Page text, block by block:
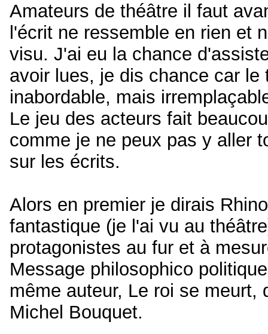
Amateurs de théâtre il faut
l'écrit ne ressemble en rien et
visu. J'ai eu la chance
avoir lues, je dis chance car
inabordable, mais
Le jeu des acteurs fait
comme je ne peux pas y aller
sur les écrits.
Alors en premier je dirais
fantastique (je l'ai vu au
protagonistes au fur et à
Message philosophico
même auteur, Le roi se
Michel Bouquet.